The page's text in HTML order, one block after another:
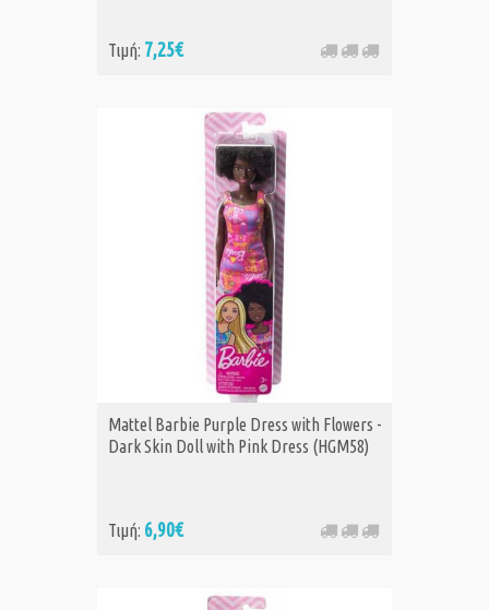
Τιμή: 7,25€
Mattel Barbie Purple Dress with Flowers -
Dark Skin Doll with Pink Dress (HGM58)
Τιμή: 6,90€